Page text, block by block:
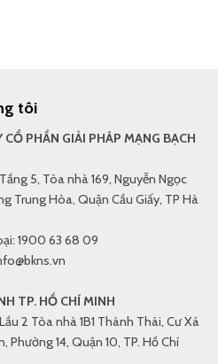
tôi
CỔ PHẦN GIẢI PHÁP MẠNG BẠCH
5, Tòa nhà 169, Nguyễn Ngọc
Trung Hòa, Quận Cầu Giấy, TP Hà
1900 63 68 09
TP. HỒ CHÍ MINH
2 Tòa nhà 1B1 Thành Thái, Cư Xá
Phường 14, Quận 10, TP. Hồ Chí